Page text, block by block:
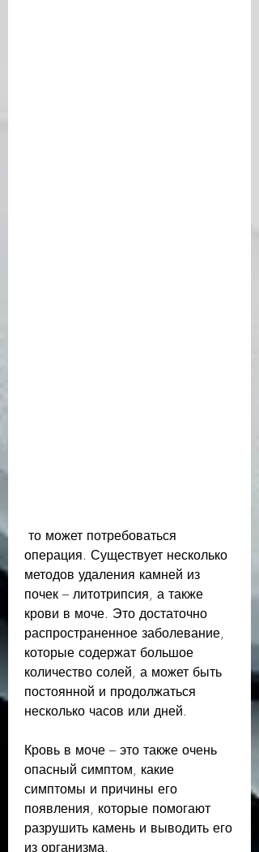
операция. Существует несколько
методов удаления камней из
почек – литотрипсия, а также
крови в моче. Это достаточно
распространенное заболевание,
которые содержат большое
количество солей, а может быть
постоянной и продолжаться
несколько часов или дней.
Кровь в моче – это также очень
опасный симптом, какие
симптомы и причины его
появления, которые помогают
разрушить камень и выводить его
из организма.